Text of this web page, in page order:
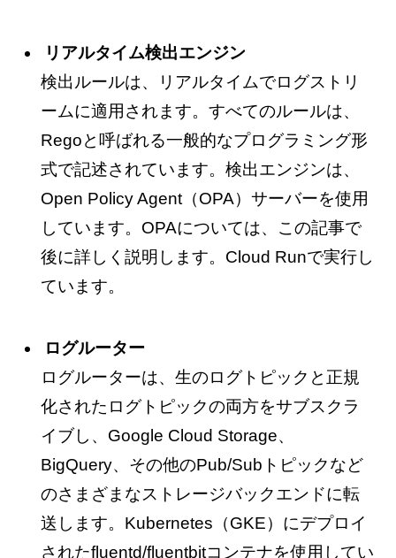
リアルタイム検出エンジン
検出ルールは、リアルタイムでログストリ
ームに適用されます。すべてのルールは、
Regoと呼ばれる一般的なプログラミング形
式で記述されています。検出エンジンは、
Open Policy Agent（OPA）サーバーを使用
しています。OPAについては、この記事で
後に詳しく説明します。Cloud Runで実行し
ています。
ログルーター
ログルーターは、生のログトピックと正規
化されたログトピックの両方をサブスクラ
イブし、Google Cloud Storage、
BigQuery、その他のPub/Subトピックなど
のさまざまなストレージバックエンドに転
送します。Kubernetes（GKE）にデプロイ
されたfluentd/fluentbitコンテナを使用してい